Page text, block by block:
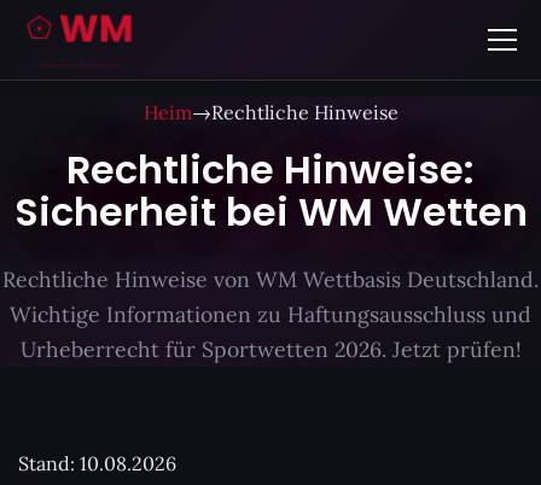
Heim→Rechtliche Hinweise
Rechtliche Hinweise:
Sicherheit bei WM Wetten
Rechtliche Hinweise von WM Wettbasis Deutschland.
Wichtige Informationen zu Haftungsausschluss und
Urheberrecht für Sportwetten 2026. Jetzt prüfen!
Stand: 10.08.2026